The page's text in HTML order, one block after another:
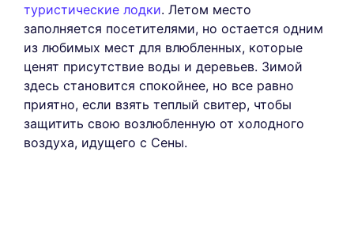
туристические лодки. Летом место
заполняется посетителями, но остается одним
из любимых мест для влюбленных, которые
ценят присутствие воды и деревьев. Зимой
здесь становится спокойнее, но все равно
приятно, если взять теплый свитер, чтобы
защитить свою возлюбленную от холодного
воздуха, идущего с Сены.